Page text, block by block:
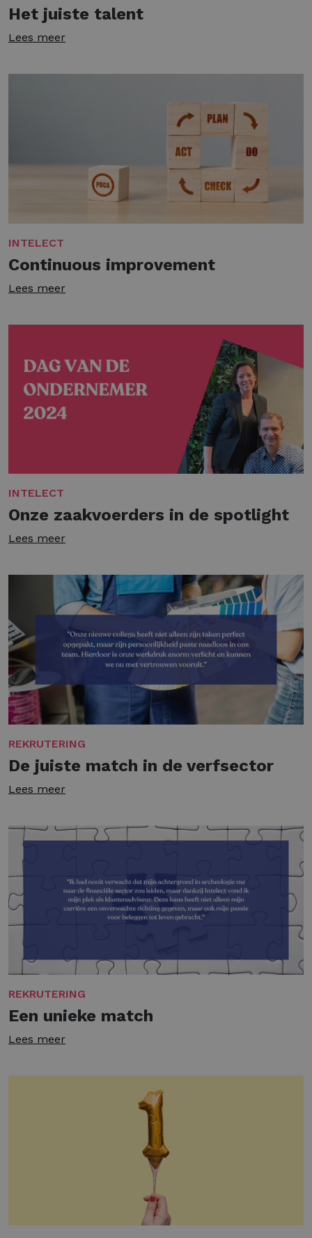
Het juiste talent
Lees meer
INTELECT
Continuous improvement
Lees meer
INTELECT
Onze zaakvoerders in de spotlight
Lees meer
REKRUTERING
De juiste match in de verfsector
Lees meer
REKRUTERING
Een unieke match
Lees meer